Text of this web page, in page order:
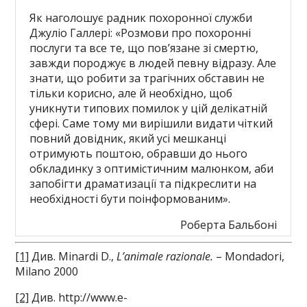
Як наголошує радник похоронної служби
Джуліо Галлері: «Розмови про похоронні
послуги та все те, що пов’язане зі смертю,
завжди породжує в людей певну відразу. Але
знати, що робити за трагічних обставин не
тільки корисно, але й необхідно, щоб
уникнути типових помилок у цій делікатній
сфері. Саме тому ми вирішили видати чіткий
повний довідник, який усі мешканці
отримують поштою, обравши до нього
обкладинку з оптимістичним малюнком, аби
запобігти драматизації та підкреслити на
необхідності бути поінформованим».
Роберта Бальбоні
[1] Див. Minardi D.,L’animale razionale. – Mondadori,
Milano 2000
[2] Див. http://www.e-